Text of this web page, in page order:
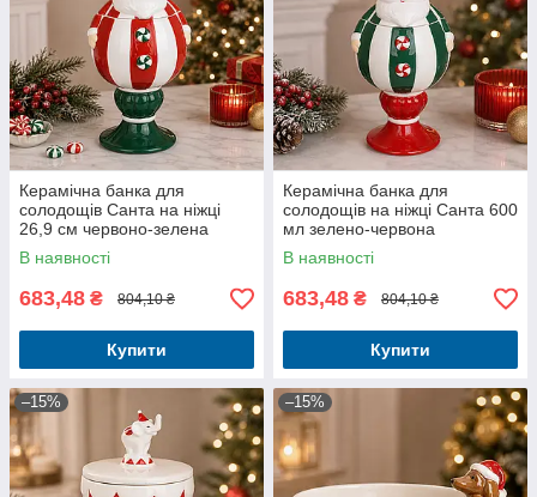
Керамічна банка для
солодощів Санта на ніжці
26,9 см червоно-зелена
В наявності
683,48 ₴ 804,10 ₴
Купити
Керамічна банка для
солодощів на ніжці Санта 600
мл зелено-червона
В наявності
683,48 ₴ 804,10 ₴
Купити
–15% –15%